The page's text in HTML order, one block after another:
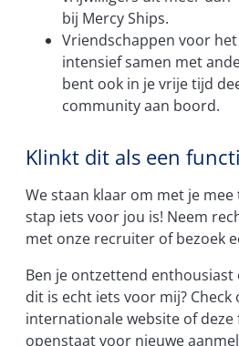
bij Mercy Ships.
Vriendschappen voor
intensief samen met
bent ook in je vrije tijd
community aan boord.
Klinkt dit als een
We staan klaar om met je
stap iets voor jou is! Neem
met onze recruiter of bezoek
Ben je ontzettend enthousiast
dit is echt iets voor mij? Check
internationale website of
openstaat voor nieuwe